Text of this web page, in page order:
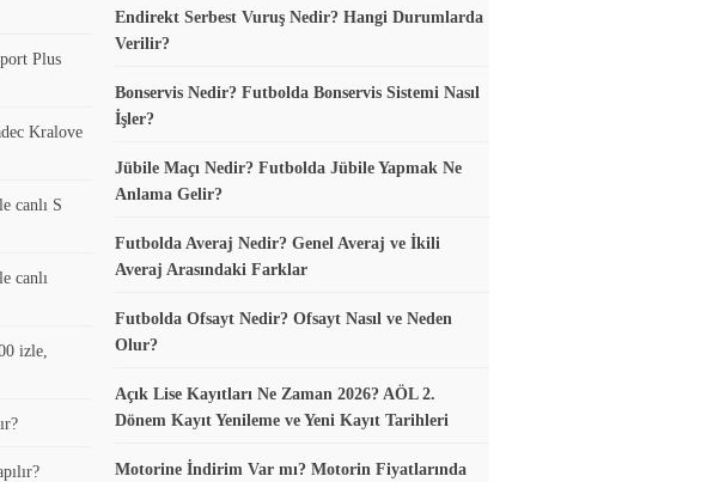
Plus
Kralove
canlı S
canlı
izle,
Endirekt Serbest Vuruş Nedir? Hangi Durumlarda
Verilir?
Bonservis Nedir? Futbolda Bonservis Sistemi Nasıl
İşler?
Jübile Maçı Nedir? Futbolda Jübile Yapmak Ne
Anlama Gelir?
Futbolda Averaj Nedir? Genel Averaj ve İkili
Averaj Arasındaki Farklar
Futbolda Ofsayt Nedir? Ofsayt Nasıl ve Neden
Olur?
Açık Lise Kayıtları Ne Zaman 2026? AÖL 2.
Dönem Kayıt Yenileme ve Yeni Kayıt Tarihleri
Motorine İndirim Var mı? Motorin Fiyatlarında